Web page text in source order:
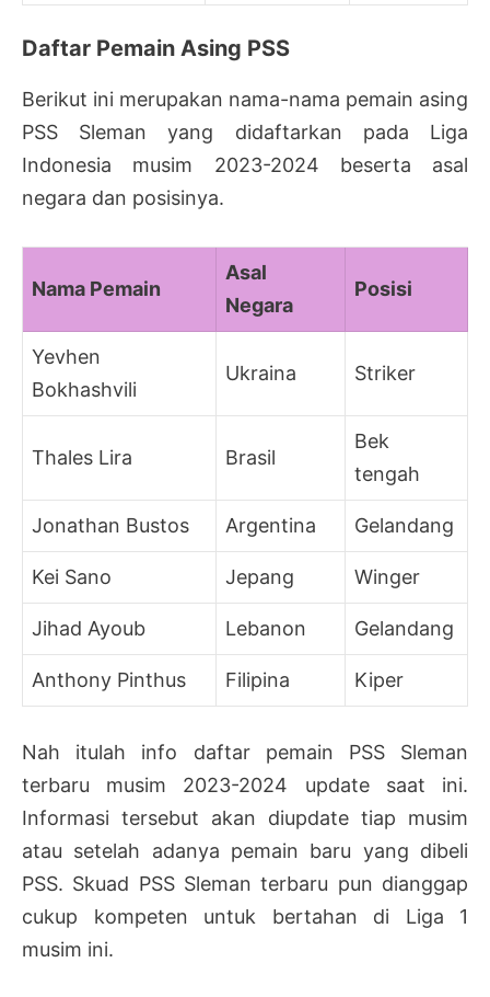
Daftar Pemain Asing PSS
Berikut ini merupakan nama-nama pemain asing
PSS Sleman yang didaftarkan pada Liga
Indonesia musim 2023-2024 beserta asal
negara dan posisinya.
Nama Pemain
Asal
Negara
Posisi
Yevhen
Bokhashvili
Ukraina Striker
Thales Lira Brasil
Bek
tengah
Jonathan Bustos Argentina Gelandang
Kei Sano Jepang Winger
Jihad Ayoub Lebanon Gelandang
Anthony Pinthus Filipina Kiper
Nah itulah info daftar pemain PSS Sleman
terbaru musim 2023-2024 update saat ini.
Informasi tersebut akan diupdate tiap musim
atau setelah adanya pemain baru yang dibeli
PSS. Skuad PSS Sleman terbaru pun dianggap
cukup kompeten untuk bertahan di Liga 1
musim ini.